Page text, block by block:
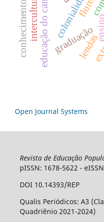
educação do campo ensino
graduação
lendas
Open Journal Systems
Revista de Educação
pISSN: 1678-5622 -
DOI 10.14393/REP
Qualis Periódicos: A3
Quadriênio 2021-2024)